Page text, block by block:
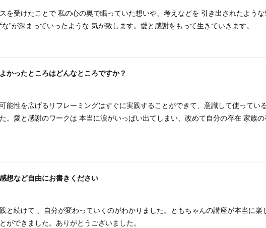
を受けたことで 私の心の奥で眠っていた想いや、考えなどを 引き出されたよう
な”が深まっていったような 気が致します。愛と感謝をもって生きていきます。
かったところはどんなところですか？
能性を広げるリフレーミングはすぐに実践することができて、意識して使ってい
。愛と感謝のワークは 本当に涙がいっぱい出てしまい、改めて自分の存在 家族
想など自由にお書きください
と続けて 、自分が変わっていくのがわかりました。ともちゃんの講座が本当に楽
ができました。ありがとうございました。